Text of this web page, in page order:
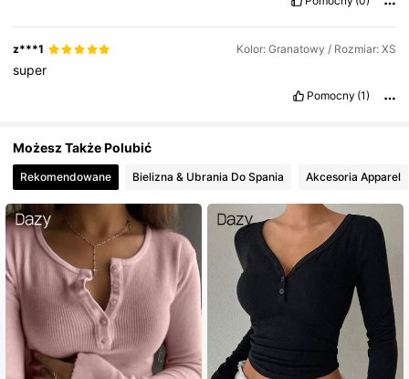
z***1 Kolor: Granatowy / Rozmiar: XS
super
Pomocny (1)
Możesz Także Polubić
Rekomendowane Bielizna & Ubrania Do Spania Akcesoria Apparel